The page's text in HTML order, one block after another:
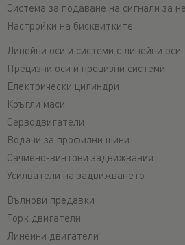
Система за подаване на сигнали за
Настройки на бисквитките
Линейни оси и системи с линейни оси
Прецизни оси и прецизни системи
Електрически цилиндри
Кръгли маси
Серводвигатели
Водачи за профилни шини
Сачмено-винтови задвижвания
Усилватели на задвижването
Вълнови предавки
Торк двигатели
Линейни двигатели